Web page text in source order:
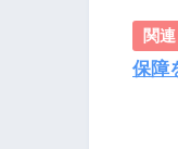
保障